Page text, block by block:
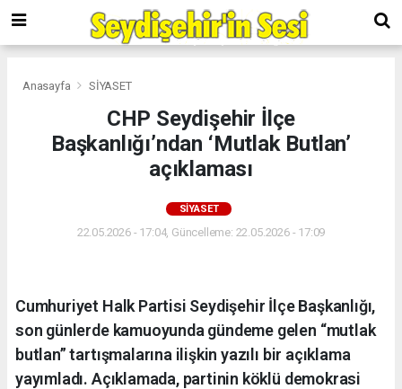
Anasayfa SİYASET
CHP Seydişehir İlçe
Başkanlığı’ndan ‘Mutlak Butlan’
açıklaması
SİYASET
22.05.2026 - 17:04, Güncelleme: 22.05.2026 - 17:09
Cumhuriyet Halk Partisi Seydişehir İlçe Başkanlığı,
son günlerde kamuoyunda gündeme gelen “mutlak
butlan” tartışmalarına ilişkin yazılı bir açıklama
yayımladı. Açıklamada, partinin köklü demokrasi